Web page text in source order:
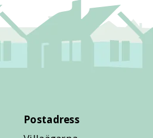
Postadress